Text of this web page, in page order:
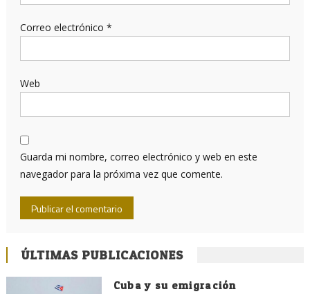
Correo electrónico *
Web
Guarda mi nombre, correo electrónico y web en este
navegador para la próxima vez que comente.
ÚLTIMAS PUBLICACIONES
Cuba y su emigración